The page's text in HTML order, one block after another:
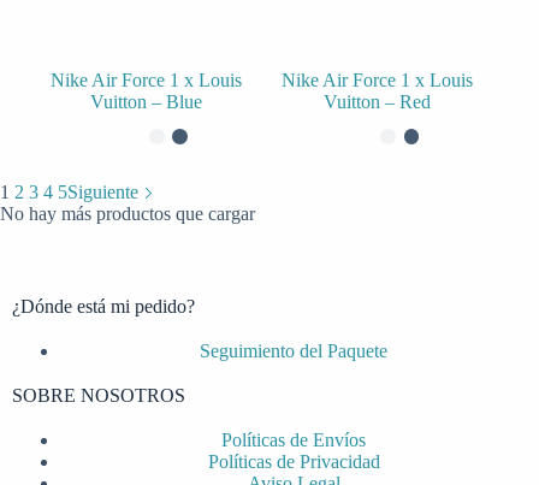
Nike Air Force 1 x Louis
Vuitton – Blue
Nike Air Force 1 x Louis
Vuitton – Red
1 2 3 4 5Siguiente
No hay más productos que cargar
¿Dónde está mi pedido?
Seguimiento del Paquete
SOBRE NOSOTROS
Políticas de Envíos
Políticas de Privacidad